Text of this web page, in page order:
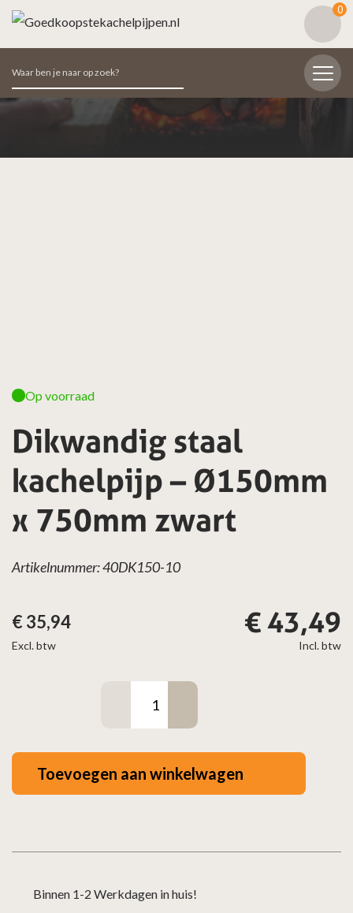
0
Zoeken
naar:
Dikwandig staal
kachelpijp – Ø150mm
x 750mm zwart
Op voorraad
Incl. btw
€43,49
Excl. btw
€35,94
Artikelnummer: 40DK150-10
zwart
Toevoegen aan winkelwagen
Binnen 1-2 Werkdagen in huis!